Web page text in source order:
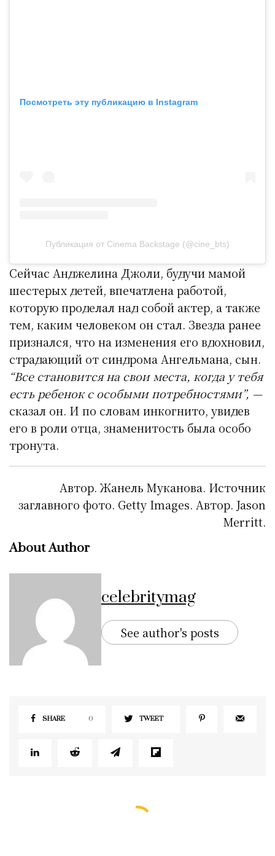
Посмотреть эту публикацию в Instagram
Публикация от Cinema Backstage (@cine_bts)
Сейчас Анджелина Джоли, будучи мамой
шестерых детей, впечатлена работой,
которую проделал над собой актер, а также
тем, каким человеком он стал. Звезда ранее
признался, что на изменения его вдохновил,
страдающий от синдрома Ангельмана, сын.
“Все становится на свои места, когда у тебя
есть ребенок с особыми потребностями”, —
сказал он. И по словам инкогнито, увидев
его в роли отца, знаменитость была особо
тронута.
Автор. Жанель Муканова. Источник
заглавного фото. Getty Images. Автор. Jason
Merritt.
About Author
celebritymag
See author's posts
SHARE 0 TWEET